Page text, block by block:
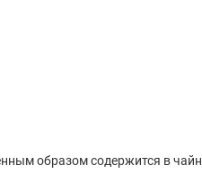
образом содержится в